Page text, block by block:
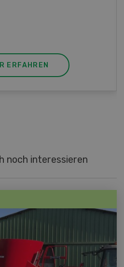
ERFAHREN
noch interessieren